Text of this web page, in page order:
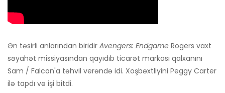
Ən təsirli anlarından biridir Avengers: Endgame Rogers vaxt
səyahət missiyasından qayıdıb ticarət markası qalxanını
Sam / Falcon'a təhvil verəndə idi. Xoşbəxtliyini Peggy Carter
ilə tapdı və işi bitdi.